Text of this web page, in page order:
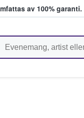
av 100% garanti.